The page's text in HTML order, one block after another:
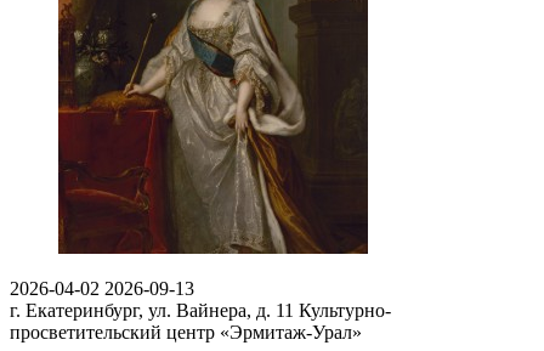
2026-04-02 2026-09-13
г. Екатеринбург, ул. Вайнера, д. 11 Культурно-
просветительский центр «Эрмитаж-Урал»